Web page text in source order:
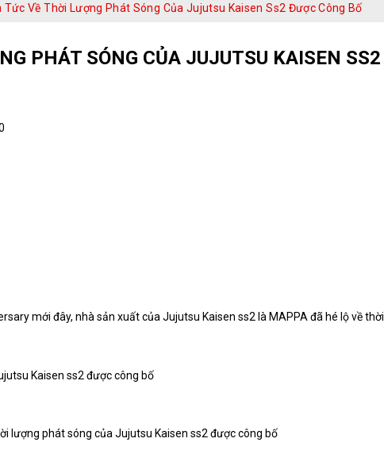
Tức Về Thời Lượng Phát Sóng Của Jujutsu Kaisen Ss2 Được Công Bố
PHÁT SÓNG CỦA JUJUTSU KAISEN SS2
mới đây, nhà sản xuất của Jujutsu Kaisen ss2 là MAPPA đã hé lộ về thời
lượng phát sóng của Jujutsu Kaisen ss2 được công bố